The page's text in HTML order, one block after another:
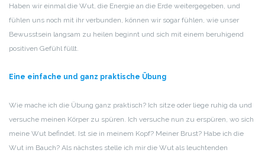
Haben wir einmal die Wut, die Energie an die Erde weitergegeben, und
fühlen uns noch mit ihr verbunden, können wir sogar fühlen, wie unser
Bewusstsein langsam zu heilen beginnt und sich mit einem beruhigend
positiven Gefühl füllt.
Eine einfache und ganz praktische Übung
Wie mache ich die Übung ganz praktisch? Ich sitze oder liege ruhig da und
versuche meinen Körper zu spüren. Ich versuche nun zu erspüren, wo sich
meine Wut befindet. Ist sie in meinem Kopf? Meiner Brust? Habe ich die
Wut im Bauch? Als nächstes stelle ich mir die Wut als leuchtenden